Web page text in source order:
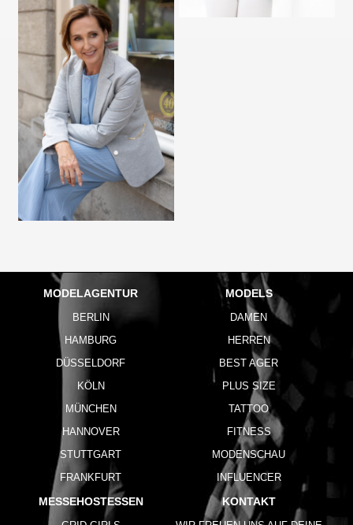
MODELAGENTUR
BERLIN
HAMBURG
DÜSSELDORF
KÖLN
MÜNCHEN
HANNOVER
STUTTGART
FRANKFURT
MODELS
DAMEN
HERREN
BEST AGER
PLUS SIZE
TATTOO
FITNESS
MODENSCHAU
INFLUENCER
MESSEHOSTESSEN KONTAKT